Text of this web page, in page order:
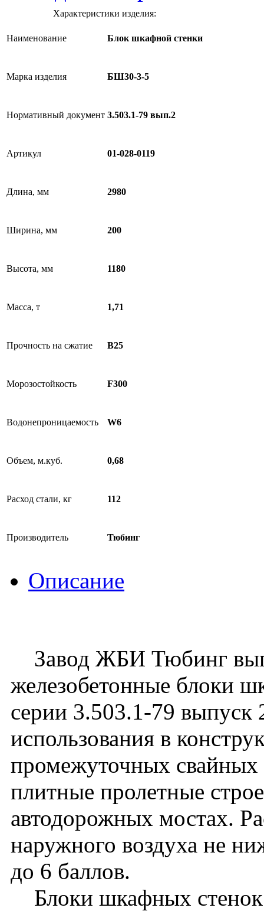
Характеристики изделия:
Наименование Блок шкафной стенки
Марка изделия БШ30-3-5
Нормативный документ 3.503.1-79 вып.2
Артикул 01-028-0119
Длина, мм 2980
Ширина, мм 200
Высота, мм 1180
Масса, т 1,71
Прочность на сжатие В25
Морозостойкость F300
Водонепроницаемость W6
Объем, м.куб. 0,68
Расход стали, кг 112
Производитель Тюбинг
Описание
Завод ЖБИ Тюбинг
железобетонные блоки
серии 3.503.1-79 выпуск
использования в
промежуточных
плитные пролетные
автодорожных мостах.
наружного воздуха не
до 6 баллов.
Блоки шкафных стенок